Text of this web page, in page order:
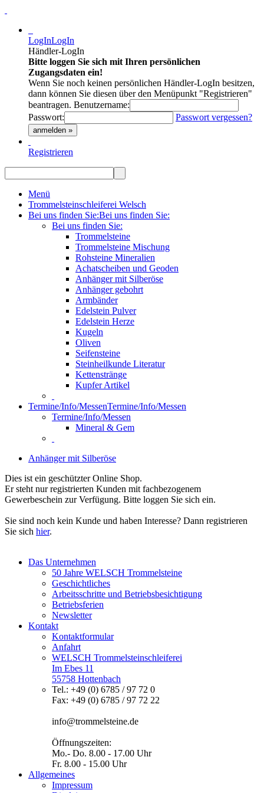
LogInLogIn
Händler-LogIn
Bitte loggen Sie sich mit Ihren persönlichen
Zugangsdaten ein!
Wenn Sie noch keinen persönlichen Händler-LogIn besitzen,
dann können Sie diesen über den Menüpunkt "Registrieren"
beantragen. Benutzername:
Passwort:
Passwort vergessen?
anmelden »
Registrieren
Menü
Trommelsteinschleiferei Welsch
Bei uns finden Sie:Bei uns finden Sie:
Bei uns finden Sie:
Trommelsteine
Trommelsteine Mischung
Rohsteine Mineralien
Achatscheiben und Geoden
Anhänger mit Silberöse
Anhänger gebohrt
Armbänder
Edelstein Pulver
Edelstein Herze
Kugeln
Oliven
Seifensteine
Steinheilkunde Literatur
Kettenstränge
Kupfer Artikel
Termine/Info/MessenTermine/Info/Messen
Termine/Info/Messen
Mineral & Gem
Anhänger mit Silberöse
Dies ist ein geschützter Online Shop.
Er steht nur registrierten Kunden mit fachbezogenem
Gewerbeschein zur Verfügung. Bitte loggen Sie sich ein.
Sie sind noch kein Kunde und haben Interesse? Dann registrieren
Sie sich hier.
Das Unternehmen
50 Jahre WELSCH Trommelsteine
Geschichtliches
Arbeitsschritte und Betriebsbesichtigung
Betriebsferien
Newsletter
Kontakt
Kontaktformular
Anfahrt
WELSCH Trommelsteinschleiferei
Im Ebes 11
55758 Hottenbach
Tel.: +49 (0) 6785 / 97 72 0
Fax: +49 (0) 6785 / 97 72 22
info@trommelsteine.de
Öffnungszeiten:
Mo.- Do. 8.00 - 17.00 Uhr
Fr. 8.00 - 15.00 Uhr
Allgemeines
Impressum